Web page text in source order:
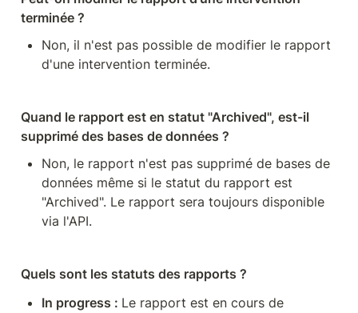
terminée ?
Non, il n'est pas possible de modifier le rapport
d'une intervention terminée.
Quand le rapport est en statut "Archived", est-il
supprimé des bases de données ?
Non, le rapport n'est pas supprimé de bases de
données même si le statut du rapport est
"Archived". Le rapport sera toujours disponible
via l'API.
Quels sont les statuts des rapports ?
In progress : Le rapport est en cours de